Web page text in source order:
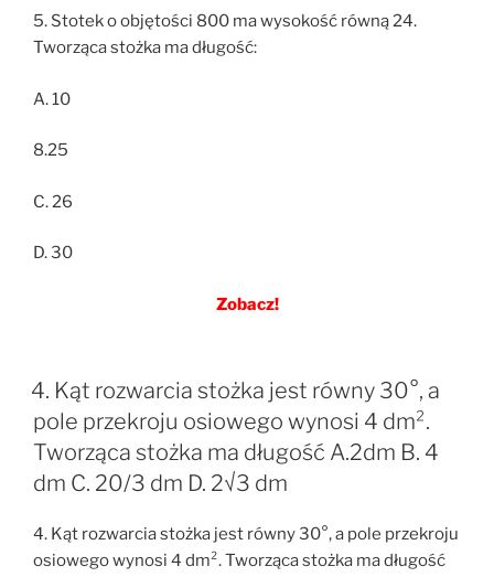
5. Stotek o objętości 800 ma wysokość równą 24.
Tworząca stożka ma długość:
A. 10
8.25
C. 26
D. 30
Zobacz!
4. Kąt rozwarcia stożka jest równy 30°, a
pole przekroju osiowego wynosi 4 dm².
Tworząca stożka ma długość A.2dm B. 4
dm C. 20/3 dm D. 2√3 dm
4. Kąt rozwarcia stożka jest równy 30°, a pole przekroju
osiowego wynosi 4 dm². Tworząca stożka ma długość